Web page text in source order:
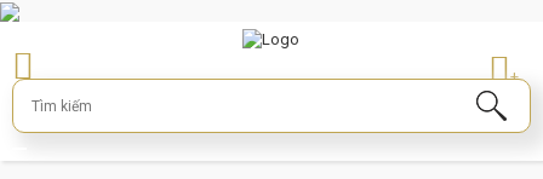
+